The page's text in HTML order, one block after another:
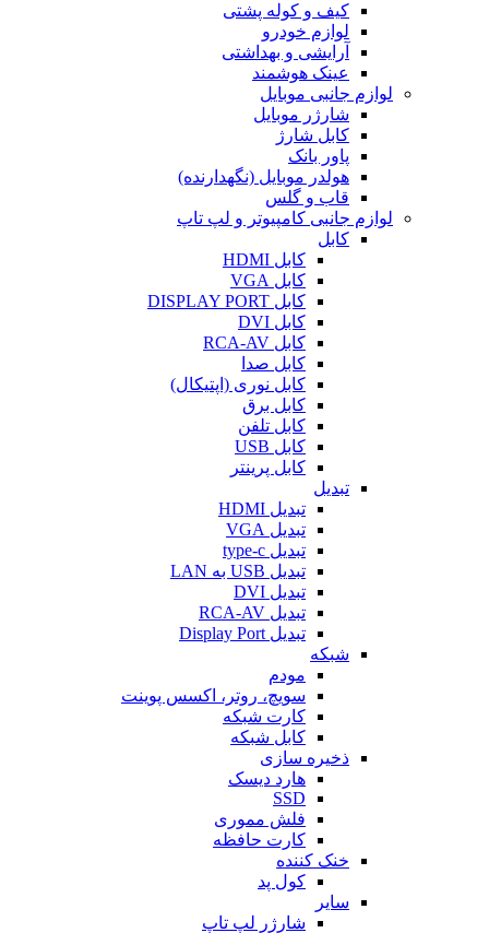
کیف و کوله پشتی
لوازم خودرو
آرایشی و بهداشتی
عینک هوشمند
لوازم جانبی موبایل
شارژر موبایل
کابل شارژ
پاور بانک
هولدر موبایل (نگهدارنده)
قاب و گلس
لوازم جانبی کامپیوتر و لپ تاپ
کابل
کابل HDMI
کابل VGA
کابل DISPLAY PORT
کابل DVI
کابل RCA-AV
کابل صدا
کابل نوری (اپتیکال)
کابل برق
کابل تلفن
کابل USB
کابل پرینتر
تبدیل
تبدیل HDMI
تبدیل VGA
تبدیل type-c
تبدیل USB به LAN
تبدیل DVI
تبدیل RCA-AV
تبدیل Display Port
شبکه
مودم
سویچ، روتر، اکسس پوینت
کارت شبکه
کابل شبکه
ذخیره سازی
هارد دیسک
SSD
فلش مموری
کارت حافظه
خنک کننده
کول پد
سایر
شارژر لپ تاپ